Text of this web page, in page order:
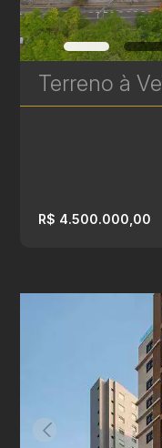
R$ 4.500.000,00